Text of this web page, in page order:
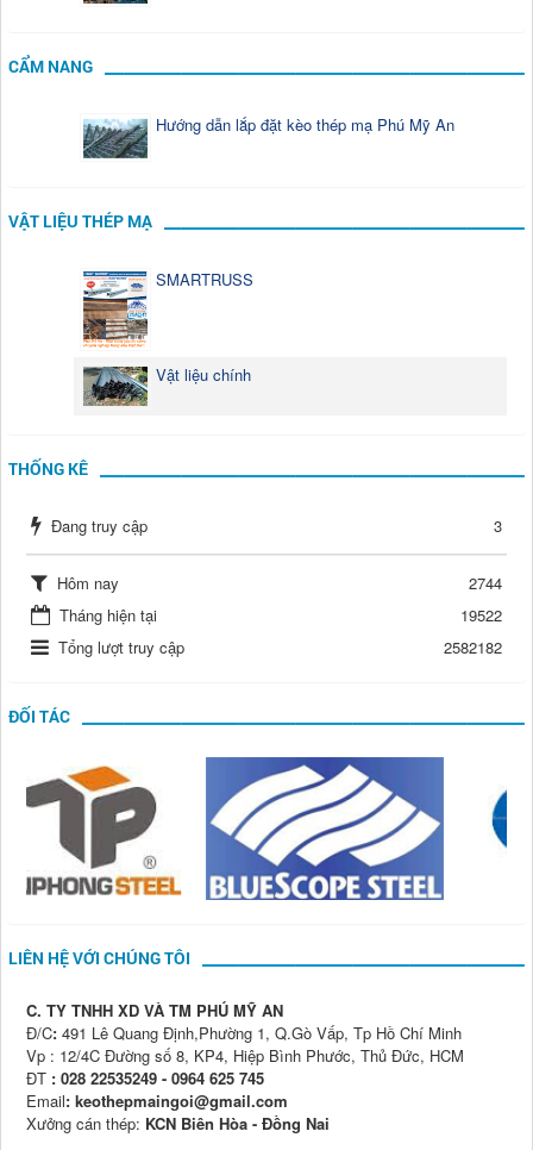
CẨM NANG
Hướng dẫn lắp đặt kèo thép mạ Phú Mỹ An
VẬT LIỆU THÉP MẠ
SMARTRUSS
Vật liệu chính
THỐNG KÊ
Đang truy cập 3
Hôm nay
2744
Tháng hiện tại
19522
Tổng lượt truy cập
2582182
ĐỐI TÁC
LIÊN HỆ VỚI CHÚNG TÔI
C. TY TNHH XD VÀ TM PHÚ MỸ AN
Đ/C: 491 Lê Quang Định,Phường 1, Q.Gò Vấp, Tp Hồ Chí Minh
Vp : 12/4C Đường số 8, KP4, Hiệp Bình Phước, Thủ Đức, HCM
ĐT : 028 22535249 - 0964 625 745
Email: keothepmaingoi@gmail.com
Xưởng cán thép: KCN Biên Hòa - Đồng Nai